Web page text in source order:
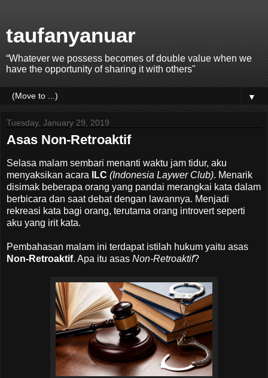
taufanyanuar
“Whatever we possess becomes of double value when we
have the opportunity of sharing it with others"
▼
Tuesday, January 29, 2019
Asas Non-Retroaktif
Selasa malam sembari menanti waktu jam tidur, aku
menyaksikan acara
ILC (Indonesia Laywer Club). Menarik
disimak beberapa orang yang pandai merangkai kata dalam
berbicara dan saat debat dengan lawannya. Menjadi
rekreasi kata bagi orang, terutama orang introvert seperti
aku yang irit kata.
Pembahasan malam ini terdapat istilah hukum yaitu asas
Non-Retroaktif. Apa itu asas Non-Retroaktif?